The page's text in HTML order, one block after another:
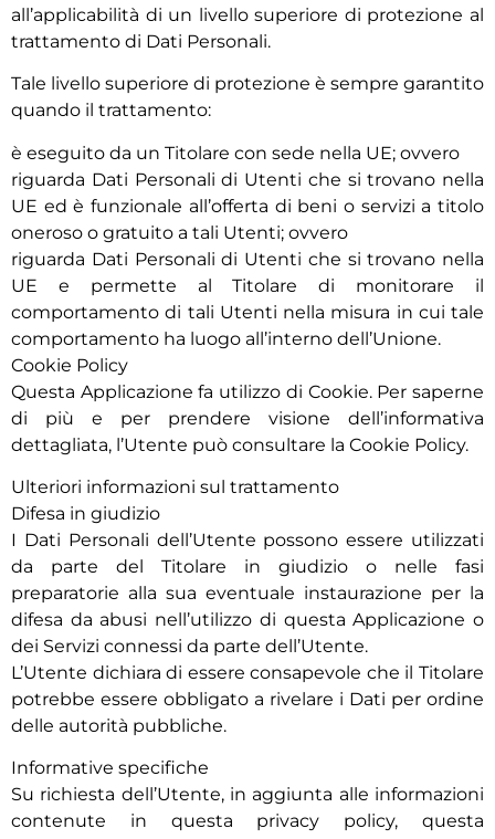
all’applicabilità di un livello superiore di protezione al
trattamento di Dati Personali.
Tale livello superiore di protezione è sempre garantito
quando il trattamento:
è eseguito da un Titolare con sede nella UE; ovvero
riguarda Dati Personali di Utenti che si trovano nella
UE ed è funzionale all’offerta di beni o servizi a titolo
oneroso o gratuito a tali Utenti; ovvero
riguarda Dati Personali di Utenti che si trovano nella
UE e permette al Titolare di monitorare il
comportamento di tali Utenti nella misura in cui tale
comportamento ha luogo all’interno dell’Unione.
Cookie Policy
Questa Applicazione fa utilizzo di Cookie. Per saperne
di più e per prendere visione dell’informativa
dettagliata, l’Utente può consultare la Cookie Policy.
Ulteriori informazioni sul trattamento
Difesa in giudizio
I Dati Personali dell’Utente possono essere utilizzati
da parte del Titolare in giudizio o nelle fasi
preparatorie alla sua eventuale instaurazione per la
difesa da abusi nell’utilizzo di questa Applicazione o
dei Servizi connessi da parte dell’Utente.
L’Utente dichiara di essere consapevole che il Titolare
potrebbe essere obbligato a rivelare i Dati per ordine
delle autorità pubbliche.
Informative specifiche
Su richiesta dell’Utente, in aggiunta alle informazioni
contenute in questa privacy policy, questa